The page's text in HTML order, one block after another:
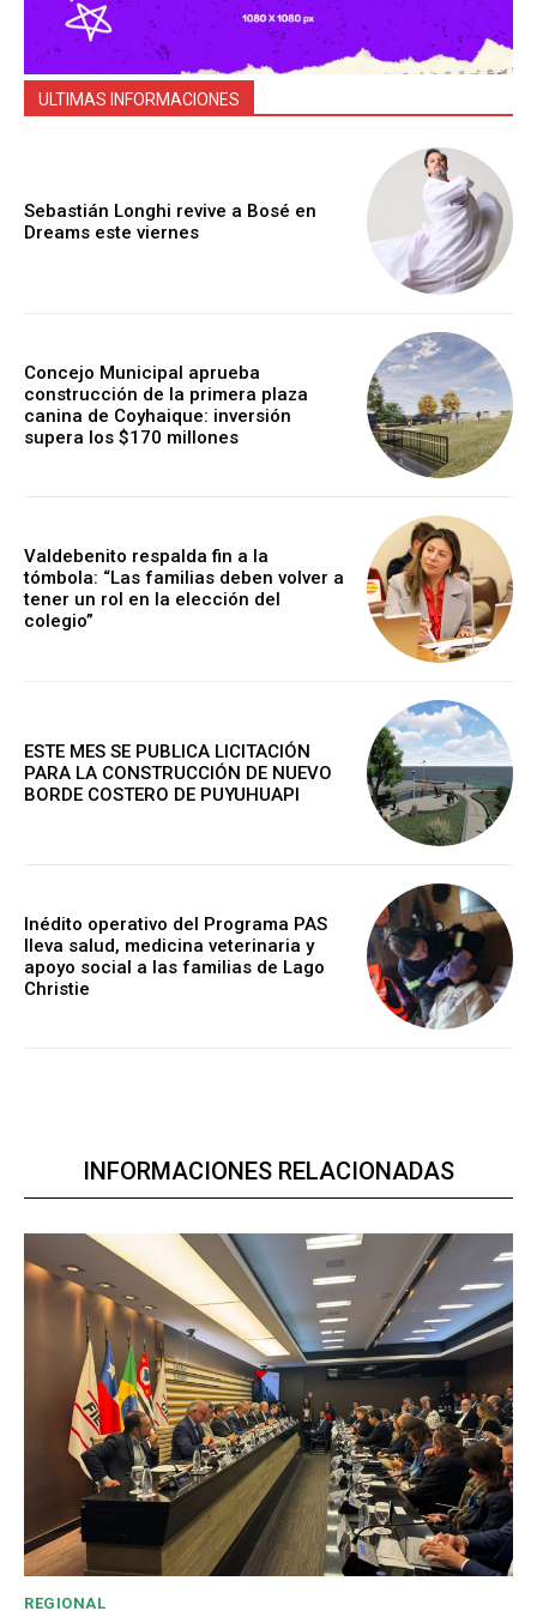
ULTIMAS INFORMACIONES
Sebastián Longhi revive a Bosé en
Dreams este viernes
Concejo Municipal aprueba
construcción de la primera plaza
canina de Coyhaique: inversión
supera los $170 millones
Valdebenito respalda fin a la
tómbola: “Las familias deben volver a
tener un rol en la elección del
colegio”
ESTE MES SE PUBLICA LICITACIÓN
PARA LA CONSTRUCCIÓN DE NUEVO
BORDE COSTERO DE PUYUHUAPI
Inédito operativo del Programa PAS
lleva salud, medicina veterinaria y
apoyo social a las familias de Lago
Christie
INFORMACIONES RELACIONADAS
REGIONAL